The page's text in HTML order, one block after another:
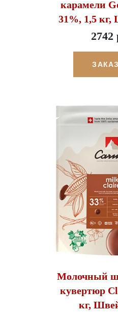
карамели
31%, 1,5
2742
Молочный
кувертюр
кг,